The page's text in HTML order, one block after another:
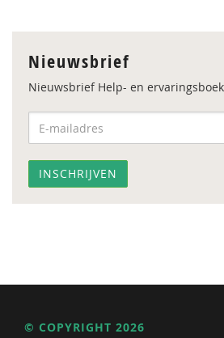
Nieuwsbrief
Nieuwsbrief Help- en
© COPYRIGHT 2026